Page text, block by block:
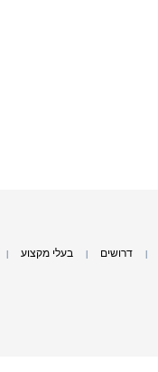
דרושים בעלי מקצוע